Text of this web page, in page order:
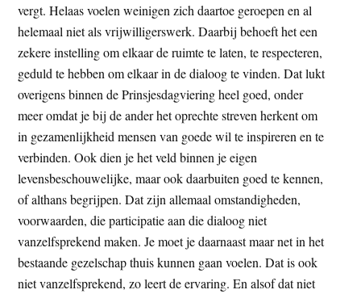
vergt. Helaas voelen weinigen zich daartoe geroepen en al
helemaal niet als vrijwilligerswerk. Daarbij behoeft het een
zekere instelling om elkaar de ruimte te laten, te respecteren,
geduld te hebben om elkaar in de dialoog te vinden. Dat lukt
overigens binnen de Prinsjesdagviering heel goed, onder
meer omdat je bij de ander het oprechte streven herkent om
in gezamenlijkheid mensen van goede wil te inspireren en te
verbinden. Ook dien je het veld binnen je eigen
levensbeschouwelijke, maar ook daarbuiten goed te kennen,
of althans begrijpen. Dat zijn allemaal omstandigheden,
voorwaarden, die participatie aan die dialoog niet
vanzelfsprekend maken. Je moet je daarnaast maar net in het
bestaande gezelschap thuis kunnen gaan voelen. Dat is ook
niet vanzelfsprekend, zo leert de ervaring. En alsof dat niet